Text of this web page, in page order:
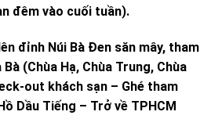
đêm vào cuối tuần).
đỉnh Núi Bà Đen săn mây, tham
(Chùa Hạ, Chùa Trung, Chùa
out khách sạn – Ghé tham
Dầu Tiếng – Trở về TPHCM